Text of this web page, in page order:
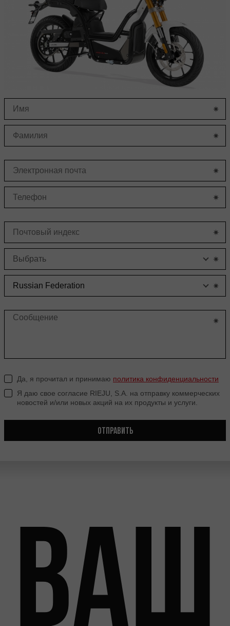
Да, я прочитал и принимаю политика конфиденциальности
Я даю свое согласие RIEJU, S.A. на отправку коммерческих
новостей и/или новых акций на их продукты и услуги.
ОТПРАВИТЬ
Ваш